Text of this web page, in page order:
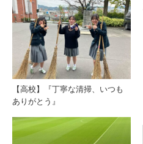
【高校】『丁寧な清掃、いつも
ありがとう』